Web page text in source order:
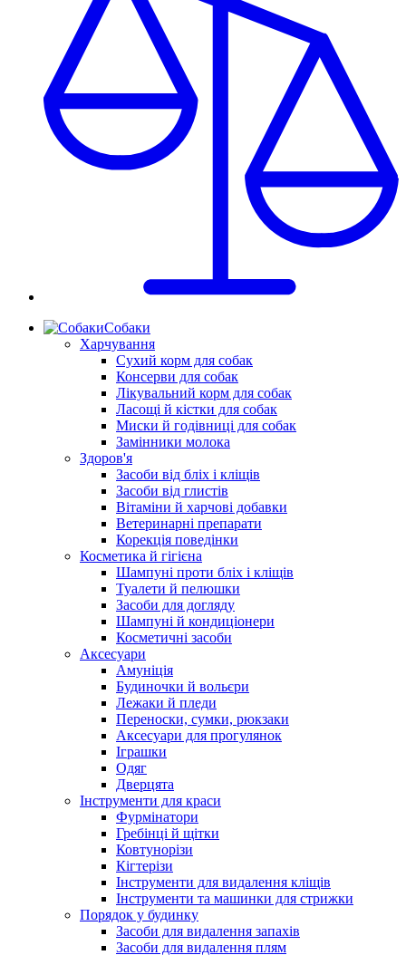
Собаки
Харчування
Сухий корм для собак
Консерви для собак
Лікувальний корм для собак
Ласощі й кістки для собак
Миски й годівниці для собак
Замінники молока
Здоров'я
Засоби від бліх і кліщів
Засоби від глистів
Вітаміни й харчові добавки
Ветеринарні препарати
Корекція поведінки
Косметика й гігієна
Шампуні проти бліх і кліщів
Туалети й пелюшки
Засоби для догляду
Шампуні й кондиціонери
Косметичні засоби
Аксесуари
Амуніція
Будиночки й вольєри
Лежаки й пледи
Переноски, сумки, рюкзаки
Аксесуари для прогулянок
Іграшки
Одяг
Дверцята
Інструменти для краси
Фурмінатори
Гребінці й щітки
Ковтунорізи
Кігтерізи
Інструменти для видалення кліщів
Інструменти та машинки для стрижки
Порядок у будинку
Засоби для видалення запахів
Засоби для видалення плям